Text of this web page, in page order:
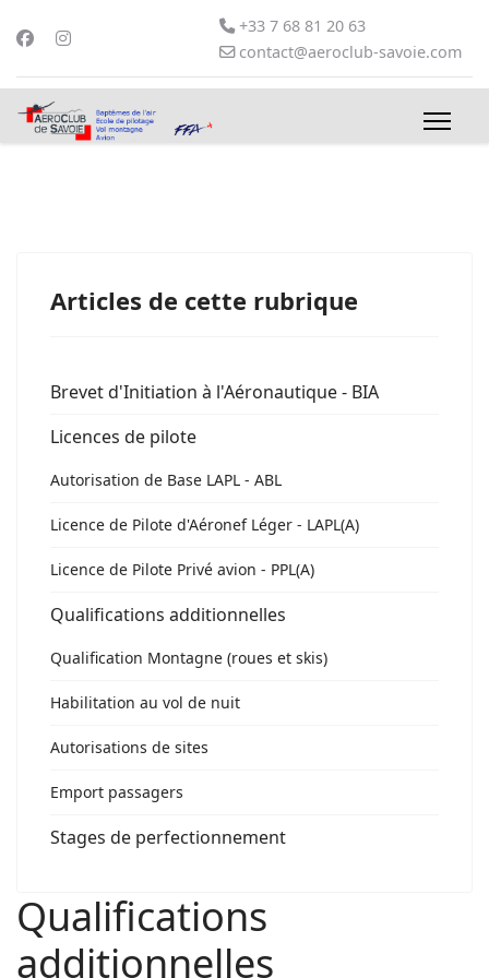
+33 7 68 81 20 63
contact@aeroclub-savoie.com
Articles de cette rubrique
Brevet d'Initiation à l'Aéronautique - BIA
Licences de pilote
Autorisation de Base LAPL - ABL
Licence de Pilote d'Aéronef Léger - LAPL(A)
Licence de Pilote Privé avion - PPL(A)
Qualifications additionnelles
Qualification Montagne (roues et skis)
Habilitation au vol de nuit
Autorisations de sites
Emport passagers
Stages de perfectionnement
Qualifications
additionnelles